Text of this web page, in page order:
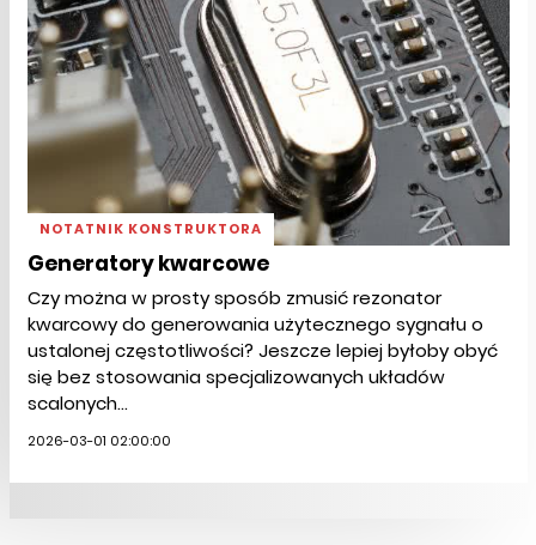
NOTATNIK KONSTRUKTORA
Generatory kwarcowe
Czy można w prosty sposób zmusić rezonator
kwarcowy do generowania użytecznego sygnału o
ustalonej częstotliwości? Jeszcze lepiej byłoby obyć
się bez stosowania specjalizowanych układów
scalonych...
2026-03-01 02:00:00